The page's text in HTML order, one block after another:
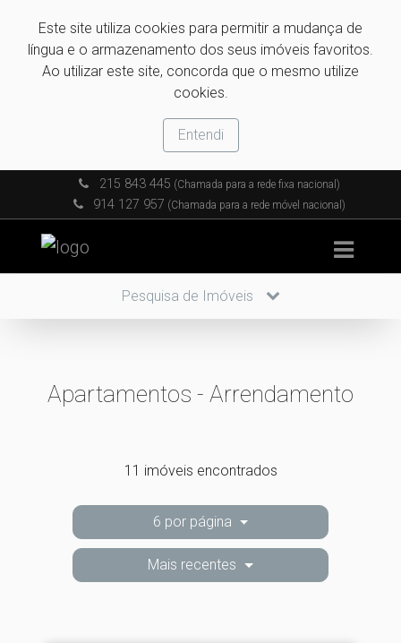
Este site utiliza cookies para permitir a mudança de
língua e o armazenamento dos seus imóveis favoritos.
Ao utilizar este site, concorda que o mesmo utilize
cookies.
Entendi
215 843 445 (Chamada para a rede fixa nacional)
914 127 957 (Chamada para a rede móvel nacional)
Pesquisa de Imóveis
Apartamentos - Arrendamento
11 imóveis encontrados
6 por página
Mais recentes